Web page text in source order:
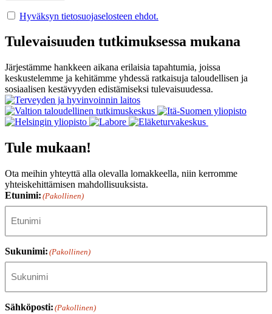
Hyväksyn tietosuojaselosteen ehdot.
Tulevaisuuden tutkimuksessa mukana
Järjestämme hankkeen aikana erilaisia tapahtumia, joissa
keskustelemme ja kehitämme yhdessä ratkaisuja taloudellisen ja
sosiaalisen kestävyyden edistämiseksi tulevaisuudessa.
Tule mukaan!
Ota meihin yhteyttä alla olevalla lomakkeella, niin kerromme
yhteiskehittämisen mahdollisuuksista.
Etunimi: (Pakollinen)
Sukunimi: (Pakollinen)
Sähköposti: (Pakollinen)